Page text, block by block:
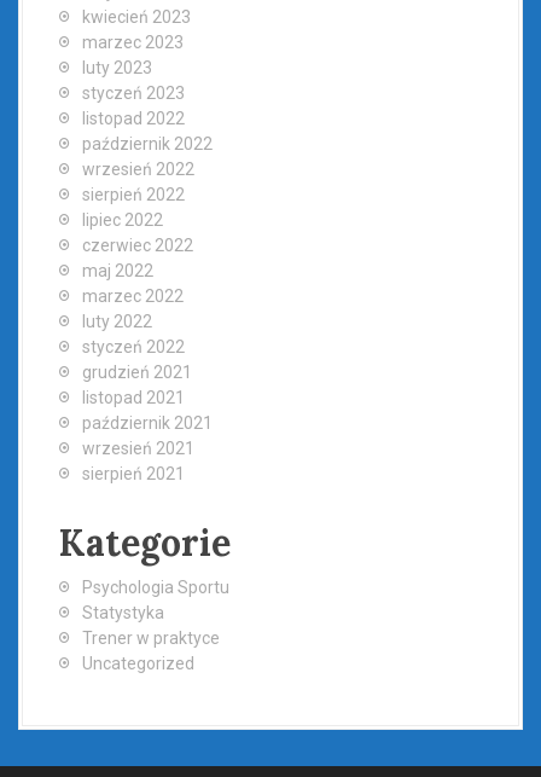
kwiecień 2023
marzec 2023
luty 2023
styczeń 2023
listopad 2022
październik 2022
wrzesień 2022
sierpień 2022
lipiec 2022
czerwiec 2022
maj 2022
marzec 2022
luty 2022
styczeń 2022
grudzień 2021
listopad 2021
październik 2021
wrzesień 2021
sierpień 2021
Kategorie
Psychologia Sportu
Statystyka
Trener w praktyce
Uncategorized